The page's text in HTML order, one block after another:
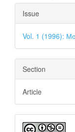
Article
Details
Issue
Vol. 1 (1996):
Section
Article